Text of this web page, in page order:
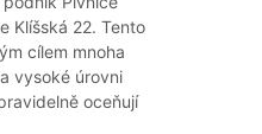
Klíšská 22. Tento
cílem mnoha
vysoké úrovni
oceňují